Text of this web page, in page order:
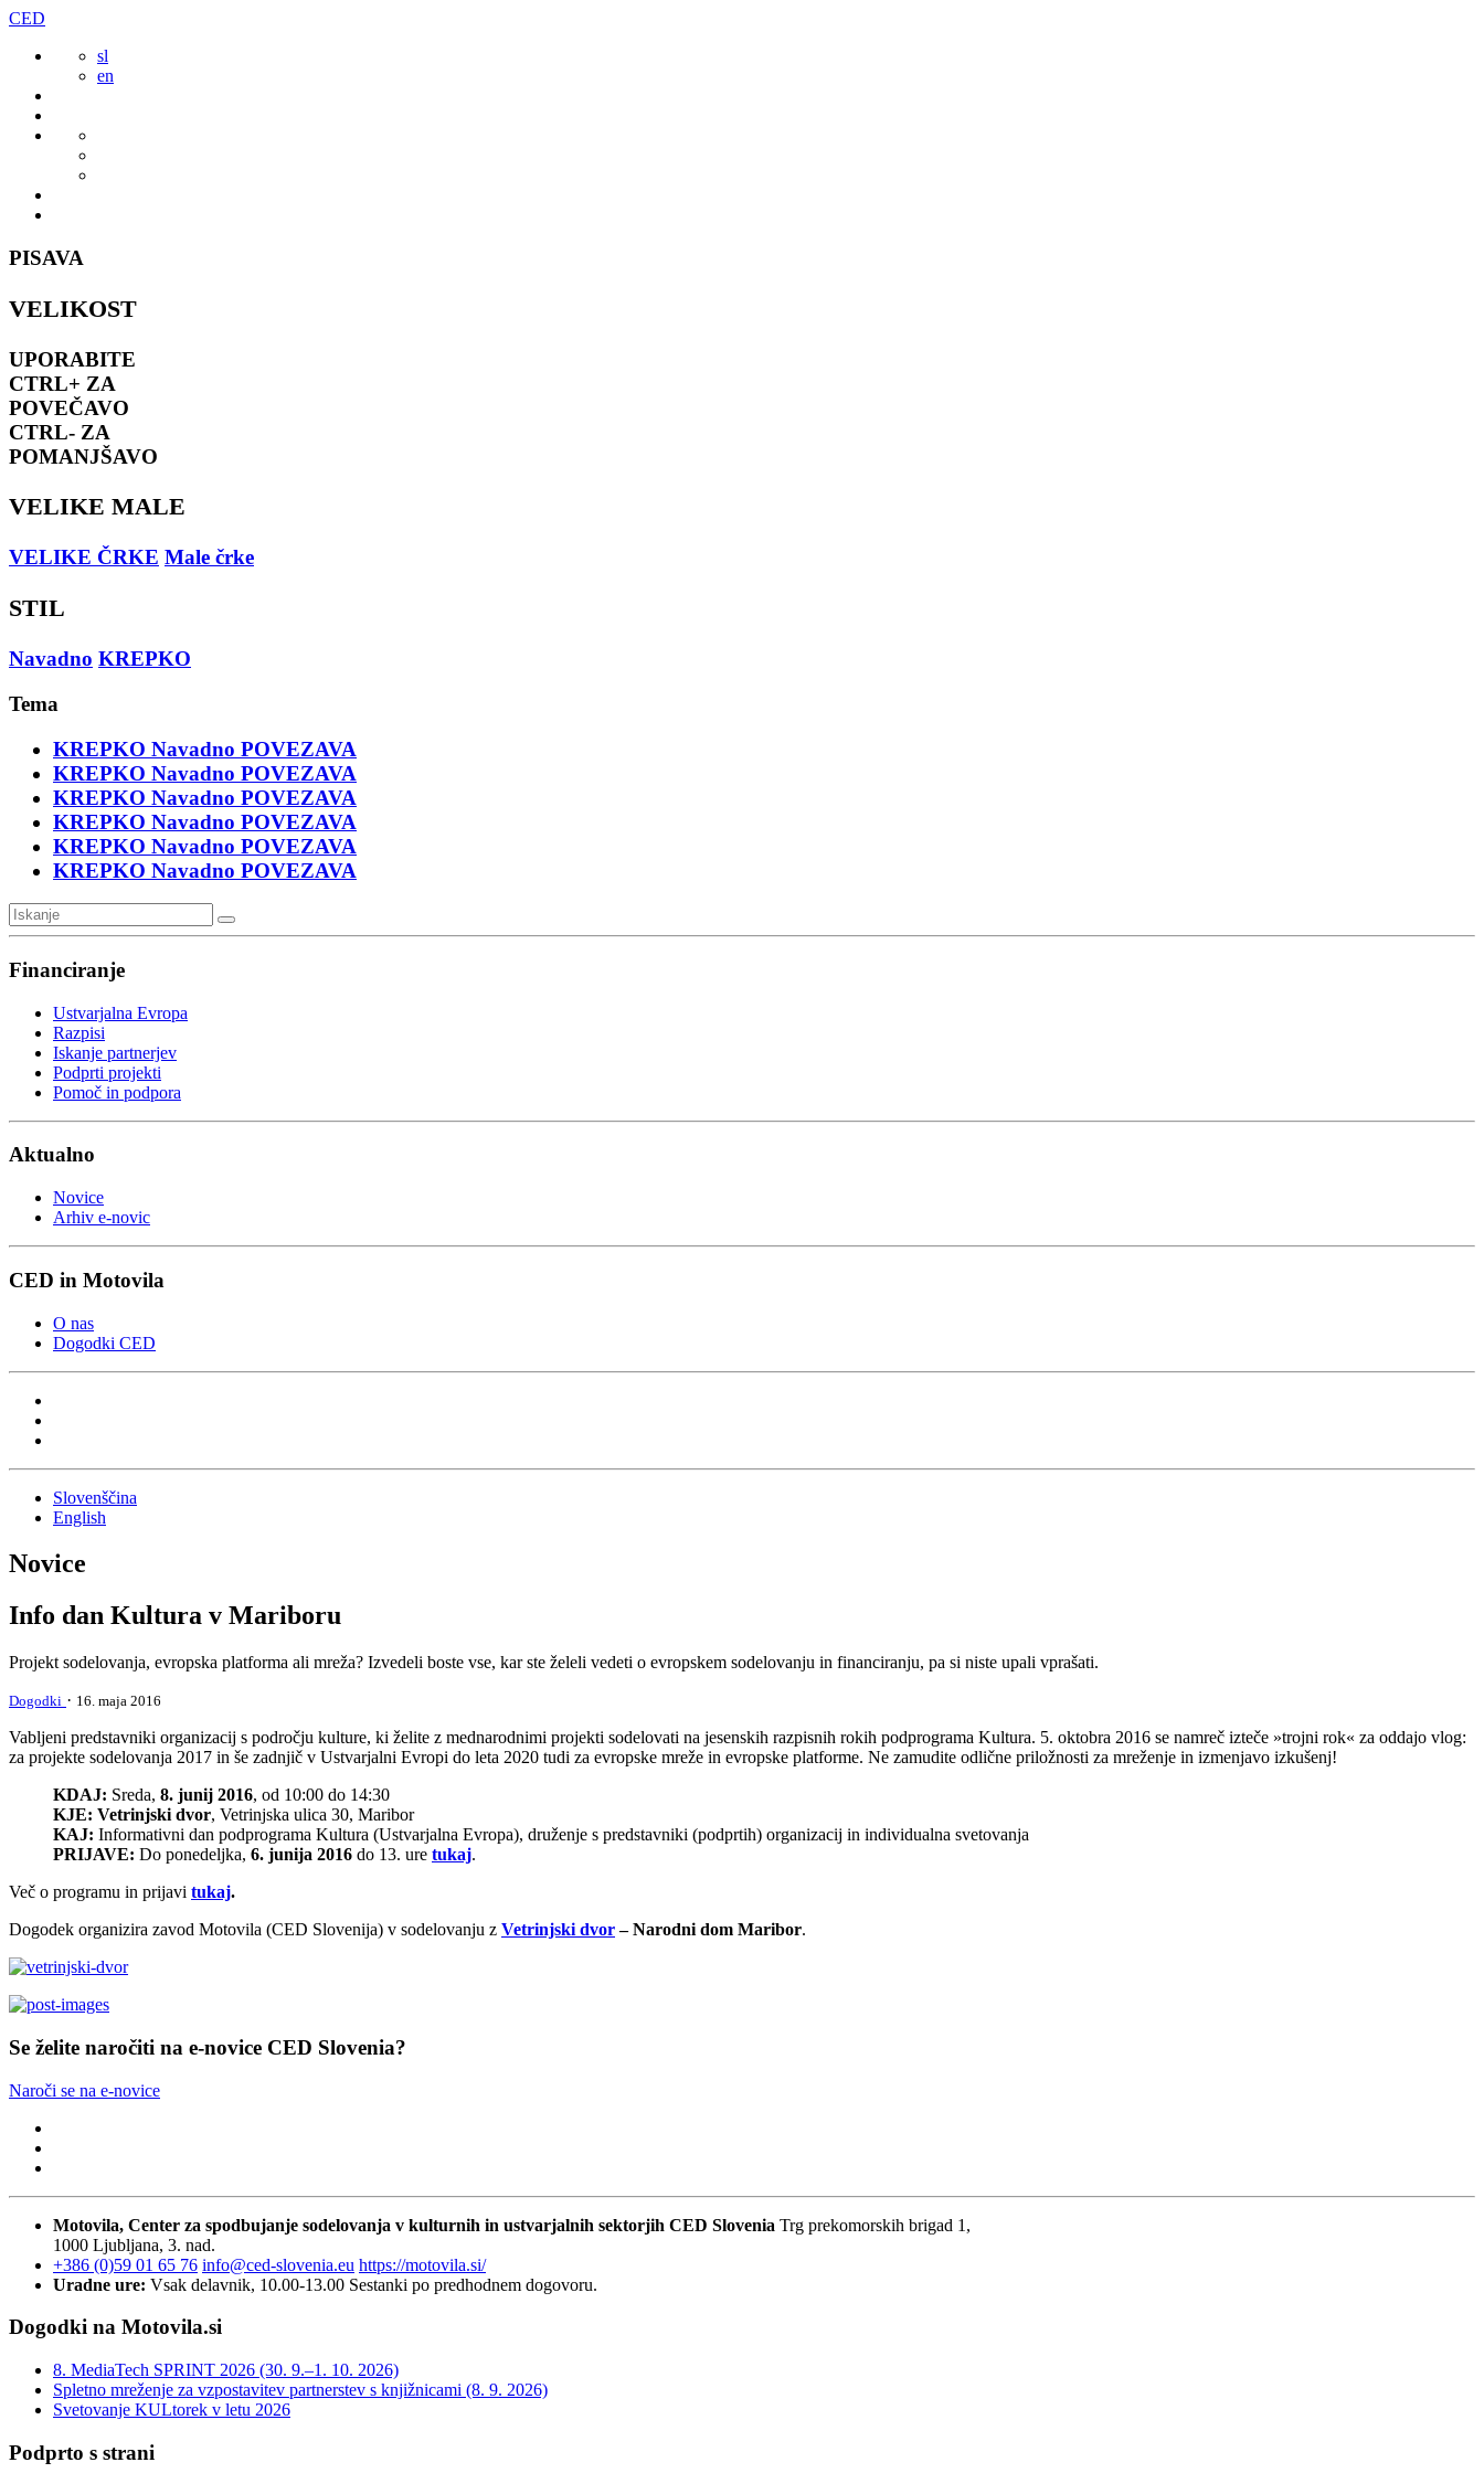
Preskoči
vsebine
CED
sl
en
PISAVA
VELIKOST
UPORABITE
CTRL+ ZA
POVEČAVO
CTRL- ZA
POMANJŠAVO
VELIKE MALE
VELIKE ČRKE Male črke
STIL
Navadno KREPKO
Tema
KREPKO Navadno POVEZAVA
KREPKO Navadno POVEZAVA
KREPKO Navadno POVEZAVA
KREPKO Navadno POVEZAVA
KREPKO Navadno POVEZAVA
KREPKO Navadno POVEZAVA
Financiranje
Ustvarjalna Evropa
Razpisi
Iskanje partnerjev
Podprti projekti
Pomoč in podpora
Aktualno
Novice
Arhiv e-novic
CED in Motovila
O nas
Dogodki CED
Slovenščina
English
Novice
Info dan Kultura v Mariboru
Projekt sodelovanja, evropska platforma ali mreža? Izvedeli boste vse, kar ste želeli vedeti o evropskem sodelovanju in financiranju, pa si niste upali vprašati.
Dogodki · 16. maja 2016
Vabljeni predstavniki organizacij s področju kulture, ki želite z mednarodnimi projekti sodelovati na jesenskih razpisnih rokih podprograma Kultura. 5. oktobra 2016 se namreč izteče »trojni rok« za oddajo vlog:
za projekte sodelovanja 2017 in še zadnjič v Ustvarjalni Evropi do leta 2020 tudi za evropske mreže in evropske platforme. Ne zamudite odlične priložnosti za mreženje in izmenjavo izkušenj!
KDAJ: Sreda, 8. junij 2016, od 10:00 do 14:30
KJE: Vetrinjski dvor, Vetrinjska ulica 30, Maribor
KAJ: Informativni dan podprograma Kultura (Ustvarjalna Evropa), druženje s predstavniki (podprtih) organizacij in individualna svetovanja
PRIJAVE: Do ponedeljka, 6. junija 2016 do 13. ure tukaj.
Več o programu in prijavi tukaj.
Dogodek organizira zavod Motovila (CED Slovenija) v sodelovanju z Vetrinjski dvor– Narodni dom Maribor.
Se želite naročiti na e-novice CED Slovenia?
Naroči se na e-novice
Motovila, Center za spodbujanje sodelovanja v kulturnih in ustvarjalnih sektorjih CED Slovenia Trg prekomorskih brigad 1,
1000 Ljubljana, 3. nad.
+386 (0)59 01 65 76 info@ced-slovenia.eu https://motovila.si/
Uradne ure: Vsak delavnik, 10.00-13.00 Sestanki po predhodnem dogovoru.
Dogodki na Motovila.si
8. MediaTech SPRINT 2026 (30. 9.–1. 10. 2026)
Spletno mreženje za vzpostavitev partnerstev s knjižnicami (8. 9. 2026)
Svetovanje KULtorek v letu 2026
Podprto s strani